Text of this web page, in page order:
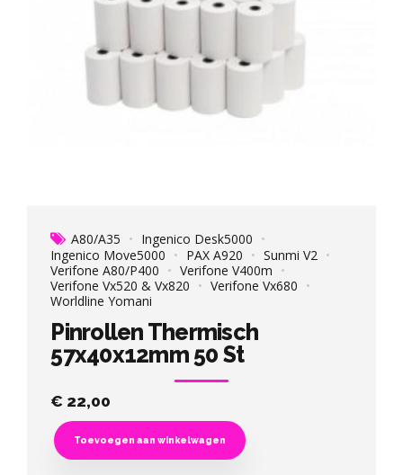
A80/A35
Ingenico Desk5000
Ingenico Move5000
PAX A920
Sunmi V2
Verifone A80/P400
Verifone V400m
Verifone Vx520 & Vx820
Verifone Vx680
Worldline Yomani
Pinrollen Thermisch
57x40x12mm 50 St
€ 22,00
Toevoegen aan winkelwagen